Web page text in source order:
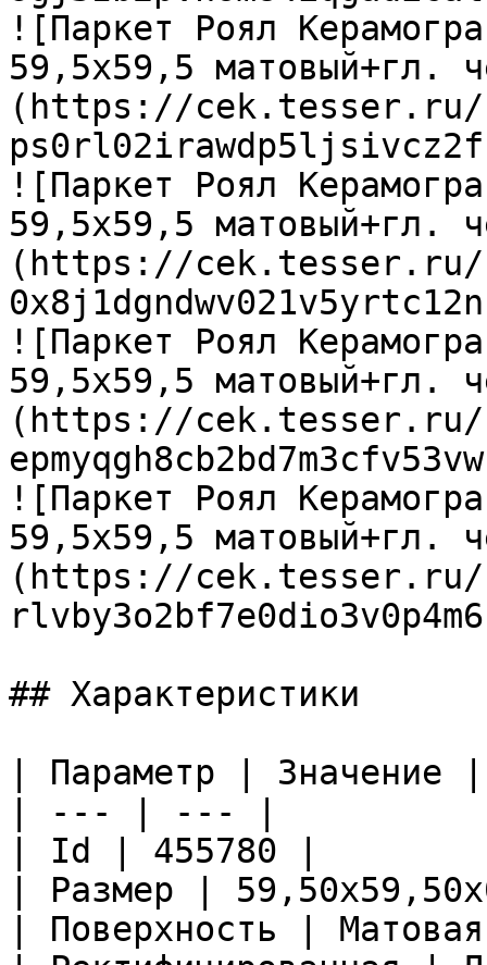
![Паркет Роял
59,5х59,5 матовый+гл.
(https://cek.tesser.ru/
![Паркет Роял
59,5х59,5 матовый+гл.
(https://cek.tesser.ru/
![Паркет Роял
59,5х59,5 матовый+гл.
(https://cek.tesser.ru/
![Паркет Роял
59,5х59,5 матовый+гл.
(https://cek.tesser.ru/
## Характеристики
| Параметр | Значение |
| --- | --- |
| Id | 455780 |
| Размер |
| Поверхность |